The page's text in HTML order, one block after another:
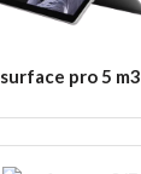
surface pro 5 m3